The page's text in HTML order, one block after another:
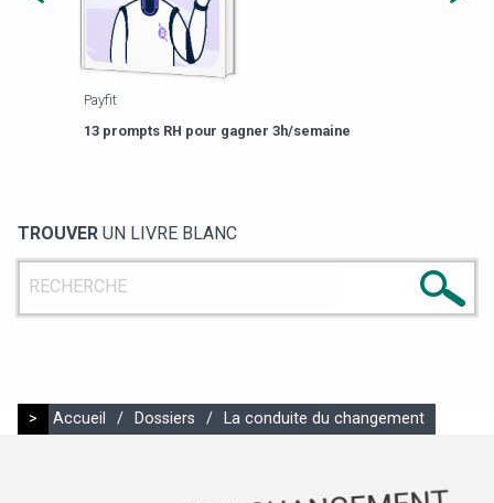
Payfit
13 prompts RH pour gagner 3h/semaine
TROUVER UN LIVRE BLANC
> Accueil / Dossiers / La conduite du changement